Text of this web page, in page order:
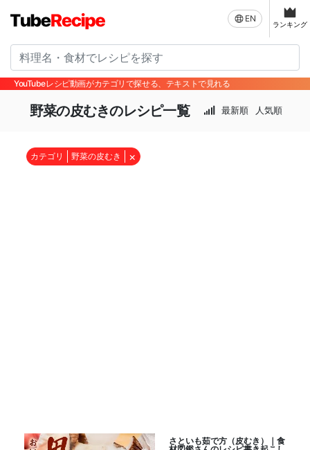
EN
ランキング
YouTubeレシピ動画がカテゴリで探せる、テキストで見れる
野菜の皮むきのレシピ一覧 最新順 人気順
カテゴリ 野菜の皮むき ×
さといも茹で方（皮むき）｜食